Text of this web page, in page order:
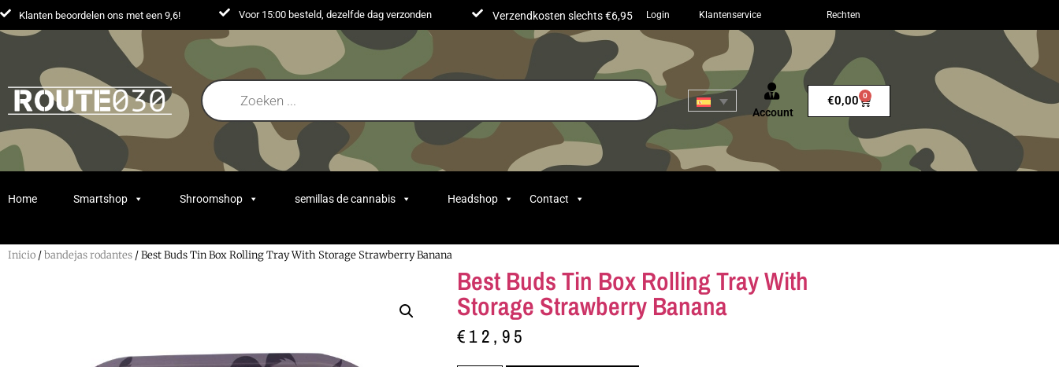
Klanten beoordelen ons met een 9,6! Voor 15:00 besteld, dezelfde dag verzonden Verzendkosten slechts €6,95 Login Klantenservice Rechten
Account
€0,00 0
Home Smartshop Shroomshop semillas de cannabis Headshop Contact
Inicio /bandejas rodantes / Best Buds Tin Box Rolling Tray With Storage Strawberry Banana
Best Buds Tin Box Rolling Tray With
Storage Strawberry Banana
€12,95